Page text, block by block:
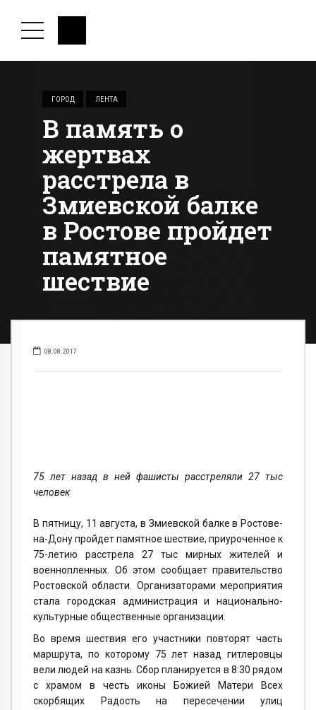
ГОРОД ЛЕНТА
В память о
жертвах
расстрела в
Змиевской балке
в Ростове пройдет
памятное
шествие
08.08.2017
75 лет назад в ней фашисты расстреляли 27 тыс
человек
В пятницу, 11 августа, в Змиевской балке в Ростове-
на-Дону пройдет памятное шествие, приуроченное к
75-летию расстрела 27 тыс мирных жителей и
военнопленных. Об этом сообщает правительство
Ростовской области. Организаторами мероприятия
стала городская администрация и национально-
культурные общественные организации.
Во время шествия его участники повторят часть
маршрута, по которому 75 лет назад гитлеровцы
вели людей на казнь. Сбор планируется в 8:30 рядом
с храмом в честь иконы Божией Матери Всех
скорбящих Радость на пересечении улиц